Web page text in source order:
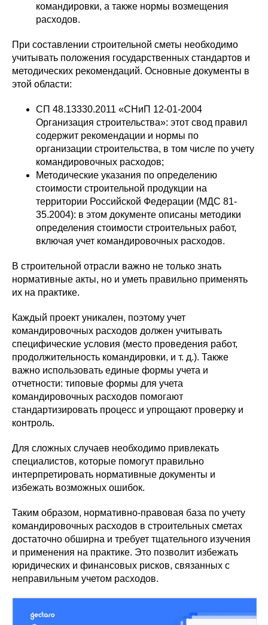
командировки, а также нормы возмещения
расходов.
При составлении строительной сметы необходимо
учитывать положения государственных стандартов и
методических рекомендаций. Основные документы в
этой области:
СП 48.13330.2011 «СНиП 12-01-2004
Организация строительства»: этот свод правил
содержит рекомендации и нормы по
организации строительства, в том числе по учету
командировочных расходов;
Методические указания по определению
стоимости строительной продукции на
территории Российской Федерации (МДС 81-
35.2004): в этом документе описаны методики
определения стоимости строительных работ,
включая учет командировочных расходов.
В строительной отрасли важно не только знать
нормативные акты, но и уметь правильно применять
их на практике.
Каждый проект уникален, поэтому учет
командировочных расходов должен учитывать
специфические условия (место проведения работ,
продолжительность командировки, и т. д.). Также
важно использовать единые формы учета и
отчетности: типовые формы для учета
командировочных расходов помогают
стандартизировать процесс и упрощают проверку и
контроль.
Для сложных случаев необходимо привлекать
специалистов, которые помогут правильно
интерпретировать нормативные документы и
избежать возможных ошибок.
Таким образом, нормативно-правовая база по учету
командировочных расходов в строительных сметах
достаточно обширна и требует тщательного изучения
и применения на практике. Это позволит избежать
юридических и финансовых рисков, связанных с
неправильным учетом расходов.